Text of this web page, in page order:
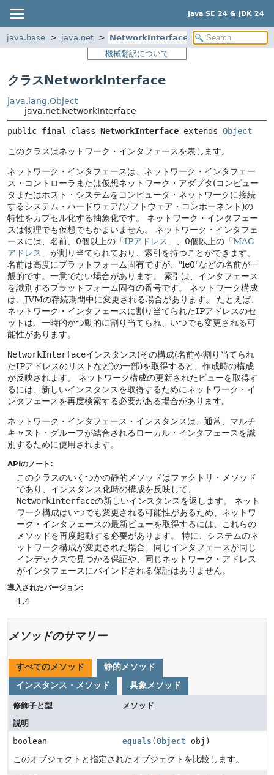
Java SE 24 & JDK 24
java.base java.net
NetworkInterface
機械翻訳について
クラスNetworkInterface
java.lang.Object
java.net.NetworkInterface
public final class NetworkInterface extends Object
このクラスはネットワーク・インタフェースを表します。
ネットワーク・インタフェースは、ネットワーク・インタフェー
ス・コントローラまたは仮想ネットワーク・アダプタ(コンピュー
タまたはホスト・システムをコンピュータ・ネットワークに接続
するシステム・ハードウェア/ソフトウェア・コンポーネント)の
特性をカプセル化する抽象化です。
ネットワーク・インタフェー
スは物理でも仮想でもかまいません。
ネットワーク・インタフェ
ースには、名前、0個以上の 「IPアドレス」 、0個以上の 「MAC
アドレス」 が割り当てられており、索引を持つことができます。
名前は高度にプラットフォーム固有ですが、"le0"などの名前が一
般的です。一意でない場合があります。
索引は、インタフェース
を識別するプラットフォーム固有の番号です。
ネットワーク構成
は、JVMの存続期間中に変更される場合があります。
たとえば、
ネットワーク・インタフェースに割り当てられたIPアドレスのセ
ットは、一時的かつ動的に割り当てられ、いつでも変更される可
能性があります。
NetworkInterfaceインスタンス(その構成(名前や割り当てられ
たIPアドレスのリストなど)の一部)を取得すると、作成時の構成
が反映されます。
ネットワーク構成の更新されたビューを取得す
るには、新しいインスタンスを取得するためにネットワーク・イ
ンタフェースを再度検索する必要がある場合があります。
ネットワーク・インタフェース・インスタンスは、通常、マルチ
キャスト・グループが結合されるローカル・インタフェースを識
別するために使用されます。
APIのノート:
このクラスのいくつかの静的メソッドはファクトリ・メソッド
であり、インスタンス化時の構成を反映して、
NetworkInterfaceの新しいインスタンスを返します。
ネット
ワーク構成はいつでも変更される可能性があるため、ネットワ
ーク・インタフェースの最新ビューを取得するには、これらの
メソッドを再度起動する必要があります。
特に、システムのネ
ットワーク構成が変更された場合、同じインタフェースが同じ
インデックスで見つかる保証や、同じネットワーク・アドレス
がインタフェースにバインドされる保証はありません。
導入されたバージョン:
1.4
メソッドのサマリー
すべてのメソッド
静的メソッド
インスタンス・メソッド
具象メソッド
修飾子と型
メソッド
説明
boolean
equals (Object obj)
このオブジェクトと指定されたオブジェクトを比較します。